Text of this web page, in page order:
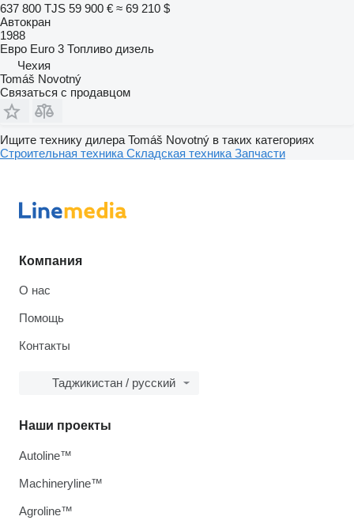
637 800 TJS 59 900 € ≈ 69 210 $
Автокран
1988
Евро Euro 3 Топливо дизель
Чехия
Tomáš Novotný
Связаться с продавцом
Ищите технику дилера Tomáš Novotný в таких категориях
Строительная техника Складская техника Запчасти
Компания
О нас
Помощь
Контакты
Таджикистан / русский
Наши проекты
Autoline™
Machineryline™
Agroline™